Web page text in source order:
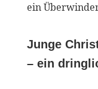
ein
Junge
– ein